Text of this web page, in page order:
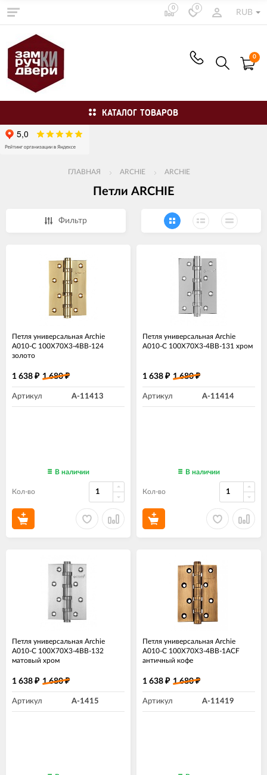
0 0
RUB
0
КАТАЛОГ ТОВАРОВ
ГЛАВНАЯ ARCHIE ARCHIE
Петли ARCHIE
Фильтр
Петля универсальная Archie
A010-C 100X70X3-4BB-124
золото
1 638 ₽ 1 680₽
Артикул A-11413
В наличии
Кол-во
Петля универсальная Archie
A010-C 100X70X3-4BB-131 хром
1 638 ₽ 1 680₽
Артикул A-11414
В наличии
Кол-во
Петля универсальная Archie
A010-C 100X70X3-4BB-132
матовый хром
1 638 ₽ 1 680₽
Артикул A-1415
Петля универсальная Archie
A010-C 100X70X3-4BB-1ACF
античный кофе
1 638 ₽ 1 680₽
Артикул A-11419